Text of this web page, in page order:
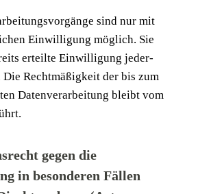
sind nur mit
Ein­wil­li­gung mög­lich. Sie
erteil­te Ein­wil­li­gung jeder­
Recht­mä­ßig­keit der bis zum
Daten­ver­ar­bei­tung bleibt vom
gegen die
in besonderen Fällen